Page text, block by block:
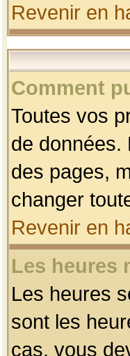
Revenir en
Comment
Toutes vos
de données.
des pages,
changer
Revenir en
Les heures
Les heures
sont les
cas, vous